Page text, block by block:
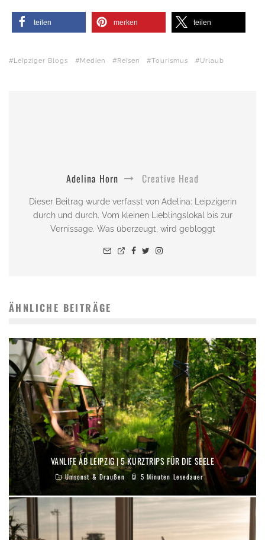
teilen merken teilen
Leipziger Blogs Medien Reisen Tourismus Urlaub
Adelina Horn Creative Head
Dieser Beitrag wurde verfasst von Adelina: Leipzigerin
durch und durch. Vom kleinen Lieblingslokal bis zur
Vernissage. Was überzeugt, wird gebloggt
ÄHNLICHE BEITRÄGE
VANLIFE AB LEIPZIG | 5 KURZTRIPS FÜR DIE SEELE
Umsonst & Draußen 5 Minuten Lesedauer